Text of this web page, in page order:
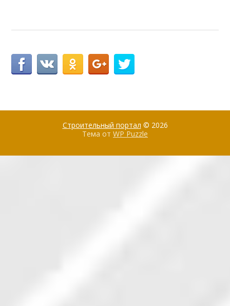
Строительный портал © 2026
Тема от WP Puzzle